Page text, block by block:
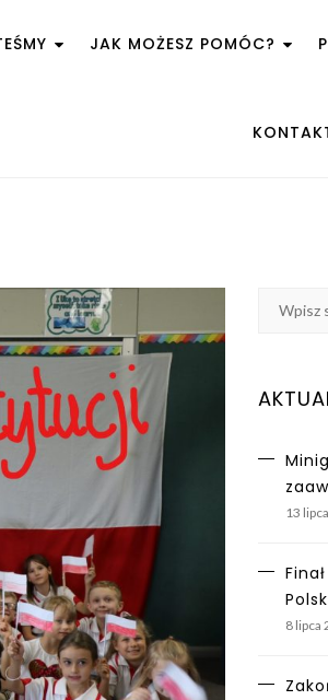
JAK MOŻESZ POMÓC?
13
8 lipca